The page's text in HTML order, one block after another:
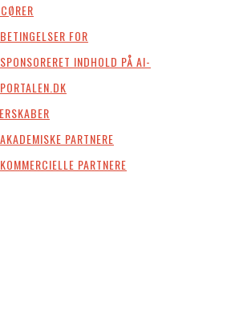
BETINGELSER FOR
SPONSORERET INDHOLD PÅ AI-
PORTALEN.DK
AKADEMISKE PARTNERE
KOMMERCIELLE PARTNERE